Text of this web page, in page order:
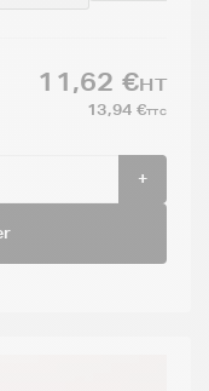
11,62 €HT
13,94 €TTC
+